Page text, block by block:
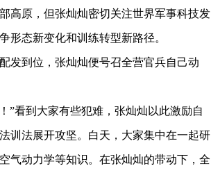
原，但张灿灿密切关注世界军事科技发
形态新变化和训练转型新路径。
到位，张灿灿便号召全营官兵自己动
看到大家有些犯难，张灿灿以此激励自
训法展开攻坚。白天，大家集中在一起研
气动力学等知识。在张灿灿的带动下，全